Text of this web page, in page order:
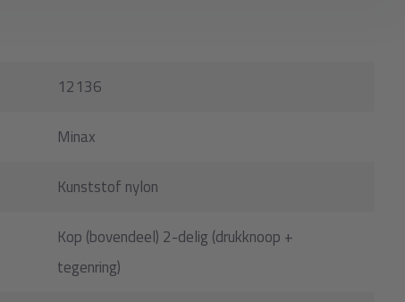
12136
Minax
Kunststof nylon
Kop (bovendeel) 2-delig (drukknoop +
tegenring)